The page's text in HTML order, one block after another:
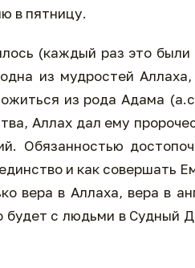
в пятницу.
(каждый раз это
из мудростей
из рода Адама
Аллах дал ему
Обязанностью
и как совершать
вера в Аллаха, вера в
будет с людьми в Судный